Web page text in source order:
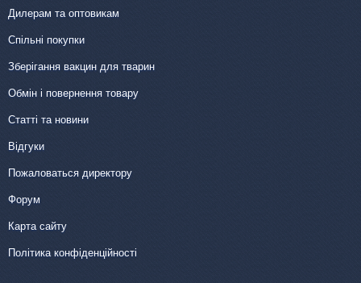
Дилерам та оптовикам
Спільні покупки
Зберігання вакцин для тварин
Обмін і повернення товару
Статті та новини
Відгуки
Пожаловаться директору
Форум
Карта сайту
Політика конфіденційності